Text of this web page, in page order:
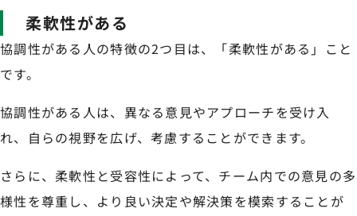
柔軟性がある
協調性がある人の特徴の2つ目は、「柔軟性がある」こと
です。
協調性がある人は、異なる意見やアプローチを受け入
れ、自らの視野を広げ、考慮することができます。
さらに、柔軟性と受容性によって、チーム内での意見の多
様性を尊重し、より良い決定や解決策を模索することが